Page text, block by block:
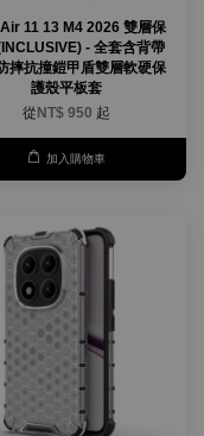
Air 11 13 M4 2026 雙層保
- 全套含背帶
摔抗撞鎧甲盾雙層軟硬保
護殼平板套
從 NT$ 950 起
加入購物車